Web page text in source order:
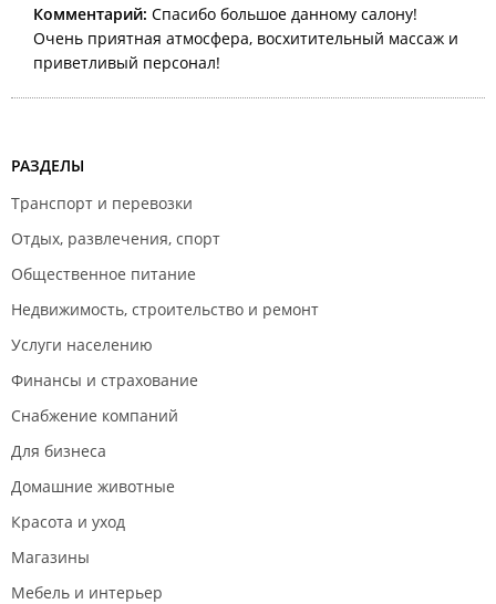
Комментарий: Спасибо большое данному салону!
Очень приятная атмосфера, восхитительный массаж и
приветливый персонал!
РАЗДЕЛЫ
Транспорт и перевозки
Отдых, развлечения, спорт
Общественное питание
Недвижимость, строительство и ремонт
Услуги населению
Финансы и страхование
Снабжение компаний
Для бизнеса
Домашние животные
Красота и уход
Магазины
Мебель и интерьер